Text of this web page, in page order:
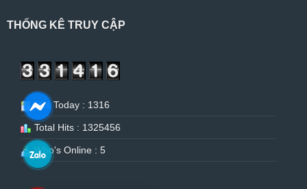
THỐNG KÊ TRUY CẬP
Hits Today : 1316
Total Hits : 1325456
Who's Online : 5